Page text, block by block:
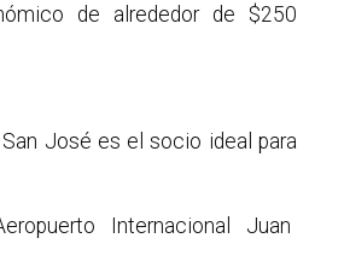
de alrededor de $250
José es el socio ideal para
Internacional Juan